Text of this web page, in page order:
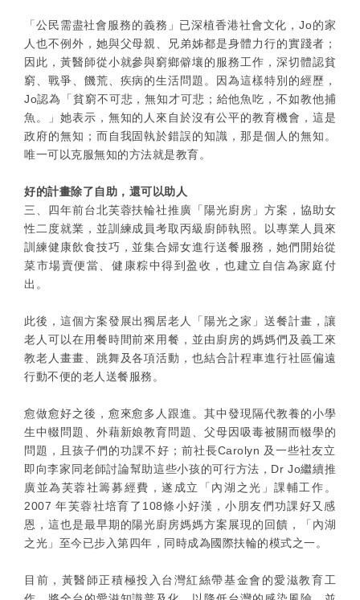
「公民需盡社會服務的義務」已深植香港社會文化，Jo的家
人也不例外，她與父母親、兄弟姊都是身體力行的實踐者；
因此，黃醫師從小就參與窮鄉僻壤的服務工作，深切體認貧
窮、戰爭、饑荒、疾病的生活問題。因為這樣特別的經歷，
Jo認為「貧窮不可悲，無知才可悲；給他魚吃，不如教他捕
魚。」她表示，無知的人來自於沒有公平的教育機會，這是
政府的無知；而自我固執於錯誤的知識，那是個人的無知。
唯一可以克服無知的方法就是教育。
好的計畫除了自助，還可以助人
三、四年前台北芙蓉扶輪社推廣「陽光廚房」方案，協助女
性二度就業，並訓練成員考取丙級廚師執照。以專業人員來
訓練健康飲食技巧，並集合婦女進行送餐服務，她們開始從
菜市場賣便當、健康粽中得到盈收，也建立自信為家庭付
出。
此後，這個方案發展出獨居老人「陽光之家」送餐計畫，讓
老人可以在用餐時間前來用餐，並由廚房的媽媽們及義工來
教老人畫畫、跳舞及各項活動，也結合計程車進行社區偏遠
行動不便的老人送餐服務。
愈做愈好之後，愈來愈多人跟進。其中發現隔代教養的小學
生中輟問題、外藉新娘教育問題、父母因吸毒被關而輟學的
問題，且孩子們的功課不好；前社長Carolyn 及一些社友立
即向李家同老師討論幫助這些小孩的可行方法，Dr Jo繼續推
廣並為芙蓉社籌募經費，遂成立「內湖之光」課輔工作。
2007 年芙蓉社培育了108條小好漢，小朋友們功課好又感
恩，這也是最早期的陽光廚房媽媽方案展現的回饋，「內湖
之光」至今已步入第四年，同時成為國際扶輪的模式之一。
目前，黃醫師正積極投入台灣紅絲帶基金會的愛滋教育工